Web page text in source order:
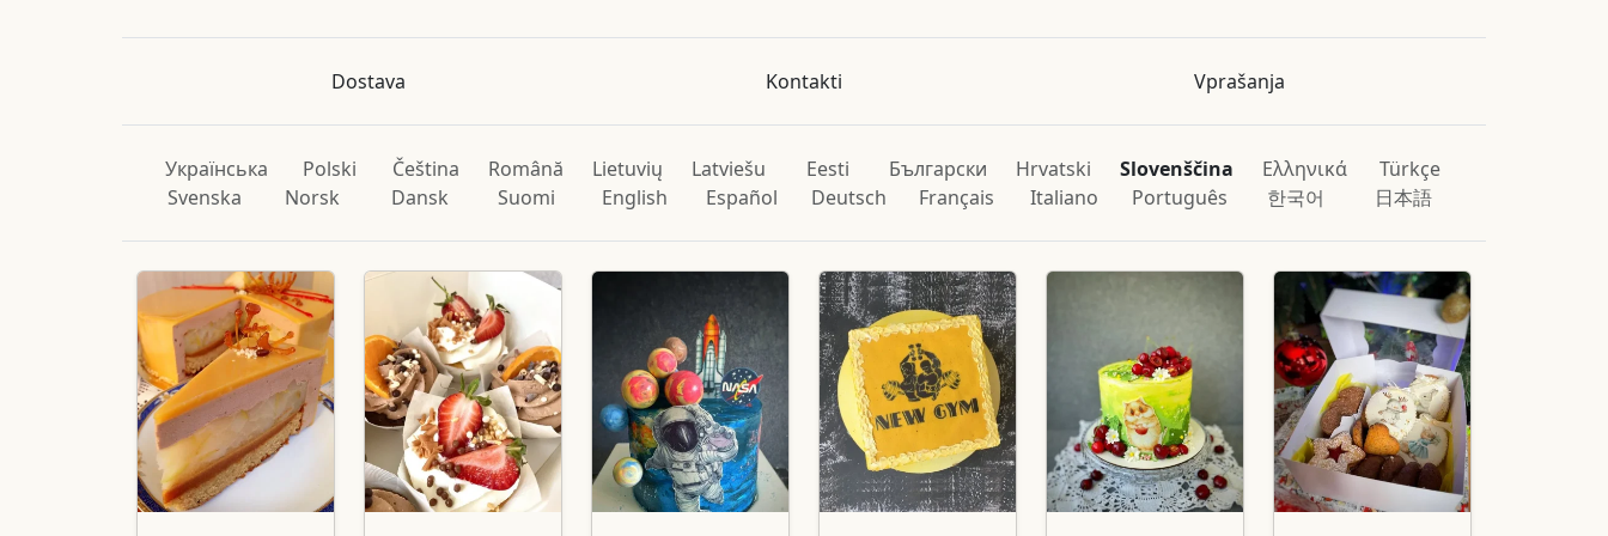
Dostava Kontakti Vprašanja
Українська Polski Čeština Română Lietuvių Latviešu Eesti Български Hrvatski Slovenščina Ελληνικά
Türkçe
Svenska
Norsk Dansk Suomi English Español Deutsch Français Italiano Português 한국어 日本語